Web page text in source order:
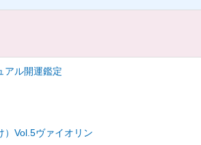
アル開運鑑定
）Vol.5ヴァイオリン